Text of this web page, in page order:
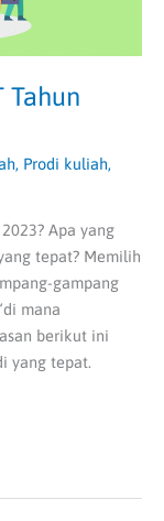
Tahun
, Prodi kuliah,
Apa yang
tepat? Memilih
gampang
mana
berikut ini
yang tepat.